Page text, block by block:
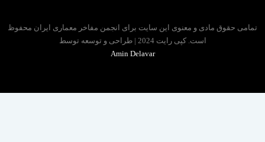
حقوق مادی و معنوی این سایت برای انجمن مفاخر معماری ایران محفوظ
است. کپی رایت 2024 | طراحی و توسعه توسط
Amin Delavar